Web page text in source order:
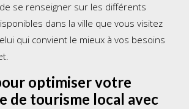
se renseigner sur les différents
dans la ville que vous visitez
qui convient le mieux à vos besoins
optimiser votre
de tourisme local avec